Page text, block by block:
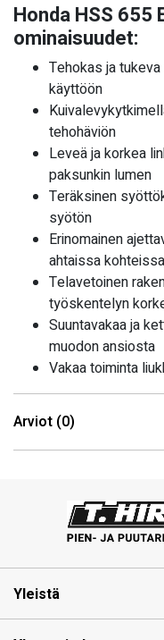
Honda HSS 655
ominaisuudet:
Tehokas ja
käyttöön
tehohäviön
Leveä ja korkea
paksunkin lumen
Teräksinen
syötön
Erinomainen
ahtaissa kohteissa
Telavetoinen
työskentelyn
Suuntavakaa ja
muodon ansiosta
Vakaa toiminta
Arviot (0)
Yleistä